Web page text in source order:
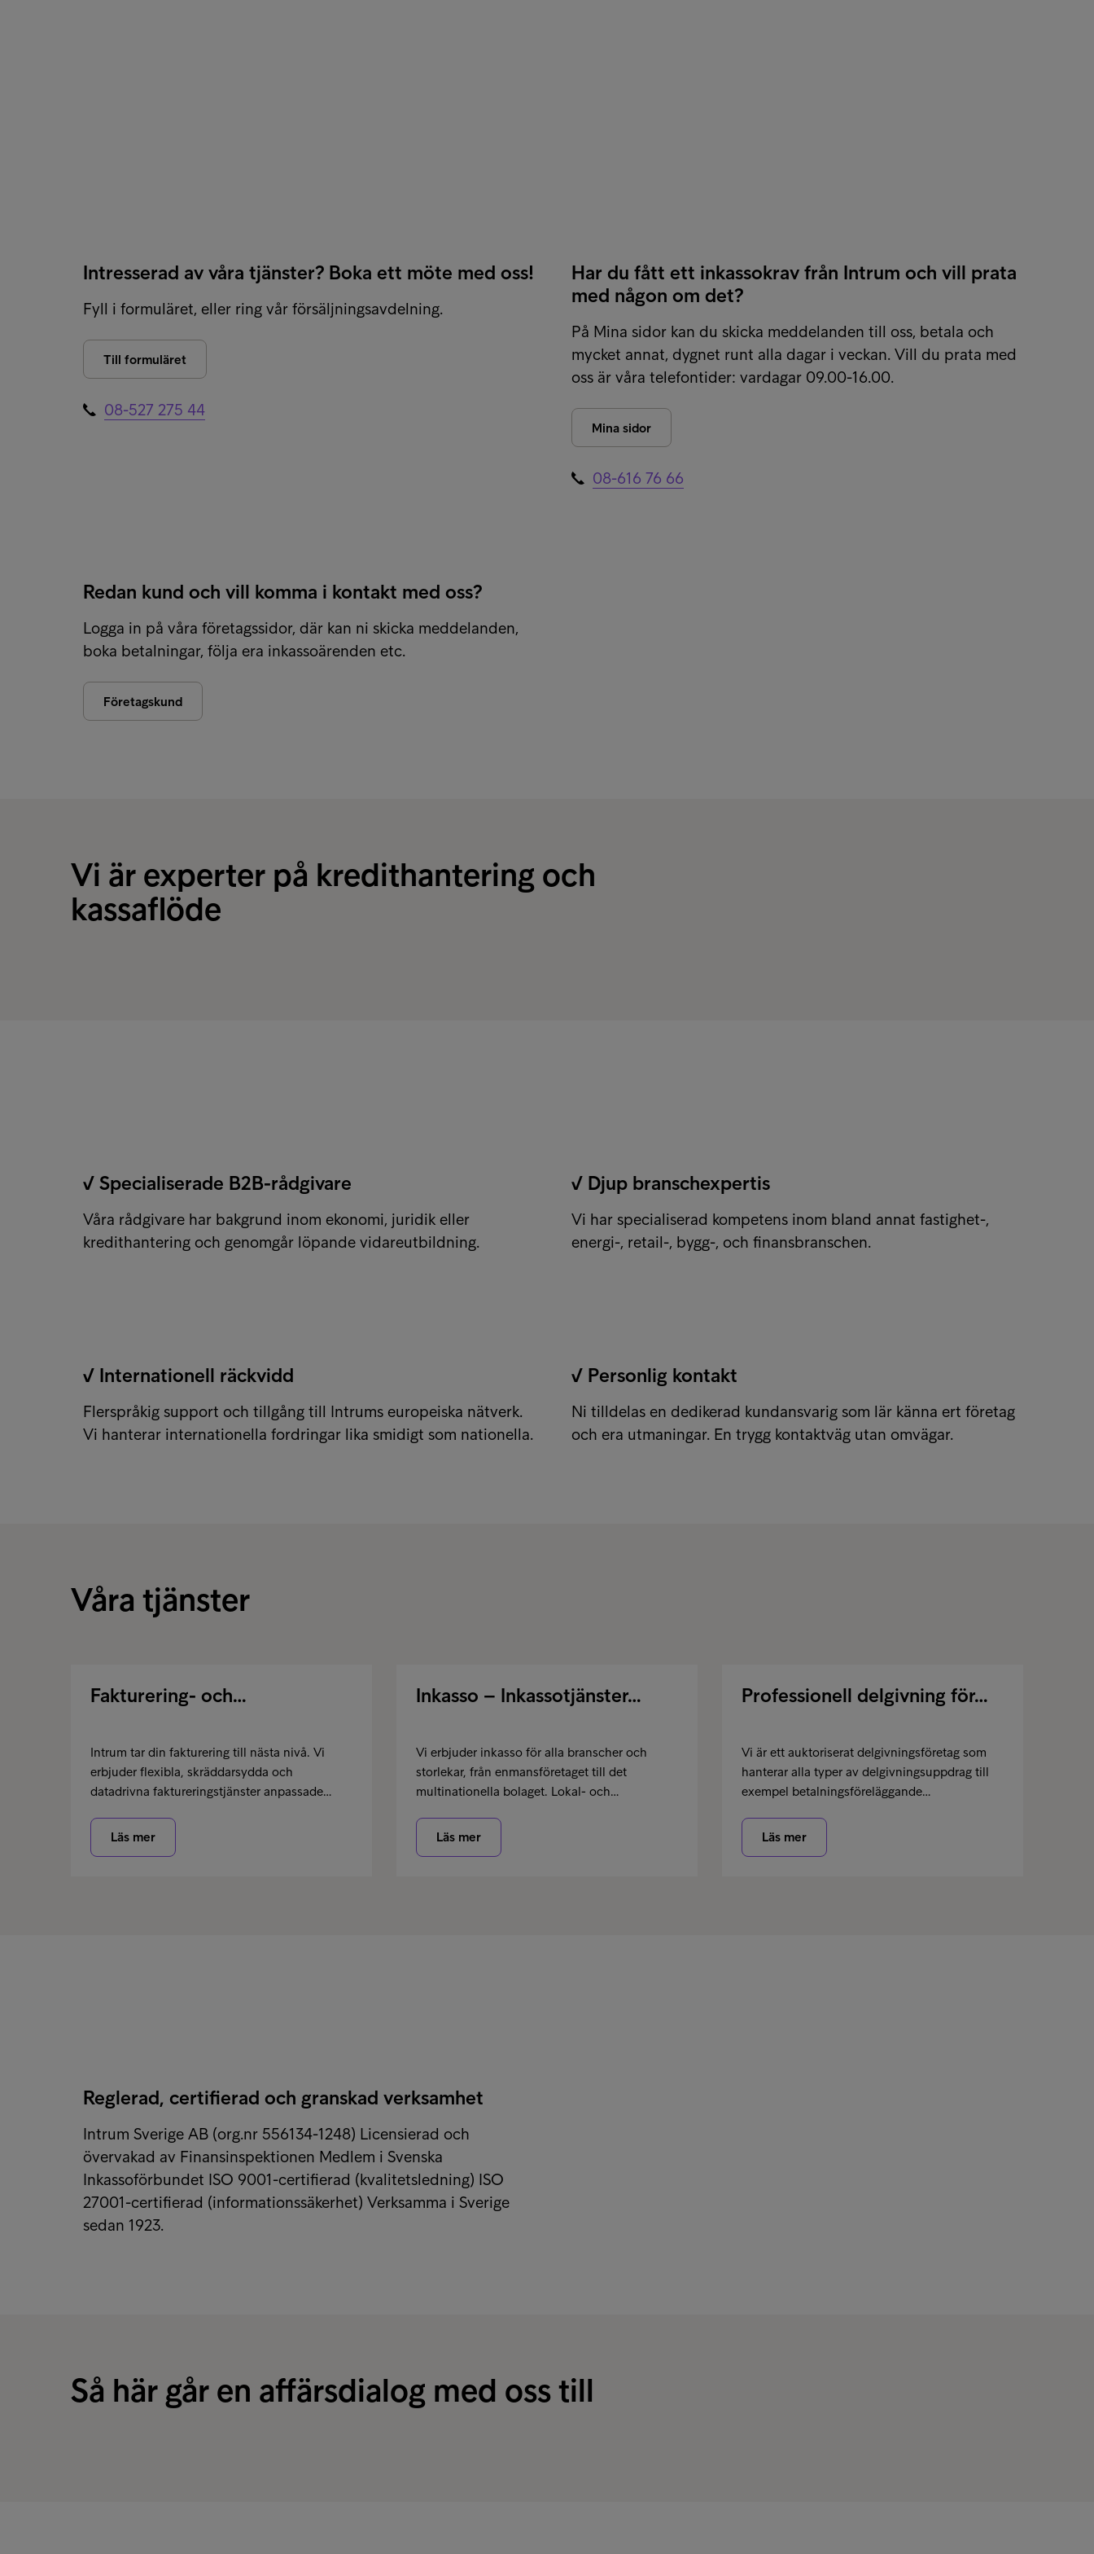
Intresserad av våra tjänster? Boka ett möte med oss!
Fyll i formuläret, eller ring vår försäljningsavdelning.
Till formuläret
08-527 275 44
Har du fått ett inkassokrav från Intrum och vill prata
med någon om det?
På Mina sidor kan du skicka meddelanden till oss, betala och
mycket annat, dygnet runt alla dagar i veckan. Vill du prata med
oss är våra telefontider: vardagar 09.00-16.00.
Mina sidor
08-616 76 66
Redan kund och vill komma i kontakt med oss?
Logga in på våra företagssidor, där kan ni skicka meddelanden,
boka betalningar, följa era inkassoärenden etc.
Företagskund
Vi är experter på kredithantering och
kassaflöde
✓ Specialiserade B2B-rådgivare
Våra rådgivare har bakgrund inom ekonomi, juridik eller
kredithantering och genomgår löpande vidareutbildning.
✓ Djup branschexpertis
Vi har specialiserad kompetens inom bland annat fastighet-,
energi-, retail-, bygg-, och finansbranschen.
✓ Internationell räckvidd
Flerspråkig support och tillgång till Intrums europeiska nätverk.
Vi hanterar internationella fordringar lika smidigt som nationella.
✓ Personlig kontakt
Ni tilldelas en dedikerad kundansvarig som lär känna ert företag
och era utmaningar. En trygg kontaktväg utan omvägar.
Våra tjänster
Fakturering- och…
Intrum tar din fakturering till nästa nivå. Vi
erbjuder flexibla, skräddarsydda och
datadrivna faktureringstjänster anpassade…
Läs mer
Inkasso – Inkassotjänster…
Vi erbjuder inkasso för alla branscher och
storlekar, från enmansföretaget till det
multinationella bolaget. Lokal- och…
Läs mer
Professionell delgivning för…
Vi är ett auktoriserat delgivningsföretag som
hanterar alla typer av delgivningsuppdrag till
exempel betalningsföreläggande…
Läs mer
Reglerad, certifierad och granskad verksamhet
Intrum Sverige AB (org.nr 556134-1248) Licensierad och
övervakad av Finansinspektionen Medlem i Svenska
Inkassoförbundet ISO 9001-certifierad (kvalitetsledning) ISO
27001-certifierad (informationssäkerhet) Verksamma i Sverige
sedan 1923.
Så här går en affärsdialog med oss till